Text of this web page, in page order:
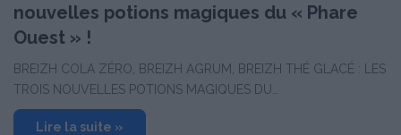
nouvelles potions magiques du « Phare
Ouest » !
BREIZH COLA ZÉRO, BREIZH AGRUM, BREIZH THÉ GLACÉ : LES
TROIS NOUVELLES POTIONS MAGIQUES DU…
Lire la suite »